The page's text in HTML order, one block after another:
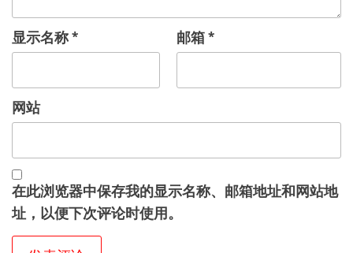
显示名称* 邮箱*
网站
在此浏览器中保存我的显示名称、邮箱地址和网站地
址，以便下次评论时使用。